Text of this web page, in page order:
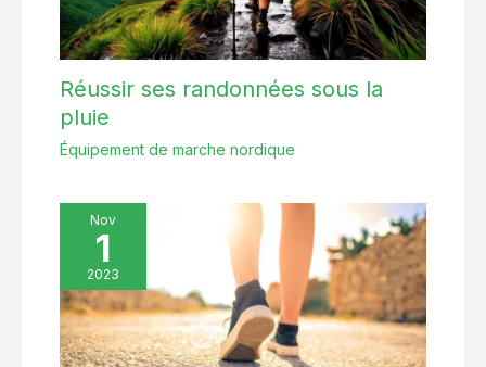
Réussir ses randonnées sous la
pluie
Équipement de marche nordique
Nov
1
2023